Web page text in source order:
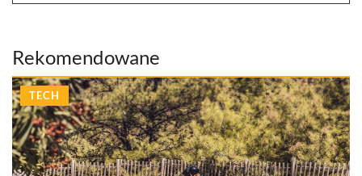
Rekomendowane
TECH